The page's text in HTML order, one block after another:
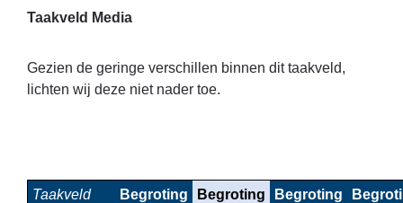
Taakveld Media
Gezien de geringe verschillen binnen dit taakveld,
lichten wij deze niet nader toe.
Taakveld Begroting Begroting Begroting